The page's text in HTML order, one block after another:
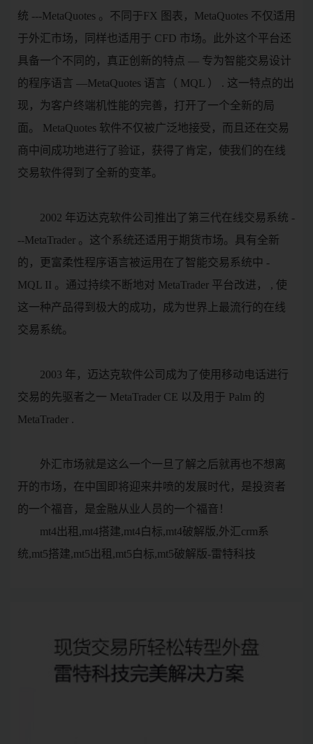
统 ---MetaQuotes 。不同于FX 图表，MetaQuotes 不仅适用
于外汇市场，同样也适用于 CFD 市场。此外这个平台还
具备一个不同的，真正创新的特点 — 专为智能交易设计
的程序语言 —MetaQuotes 语言（ MQL ） . 这一特点的出
现，为客户终端机性能的完善，打开了一个全新的局
面。 MetaQuotes 软件不仅被广泛地接受，而且还在交易
商中间成功地进行了验证，获得了肯定，使我们的在线
交易软件得到了全新的变革。
2002 年迈达克软件公司推出了第三代在线交易系统 -
--MetaTrader 。这个系统还适用于期货市场。具有全新
的，更富柔性程序语言被运用在了智能交易系统中 -
MQL II 。通过持续不断地对 MetaTrader 平台改进， , 使
这一种产品得到极大的成功，成为世界上最流行的在线
交易系统。
2003 年，迈达克软件公司成为了使用移动电话进行
交易的先驱者之一 MetaTrader CE 以及用于 Palm 的
MetaTrader .
外汇市场就是这么一个一旦了解之后就再也不想离
开的市场，在中国即将迎来井喷的发展时代，是投资者
的一个福音，是金融从业人员的一个福音！
mt4出租,mt4搭建,mt4白标,mt4破解版,外汇crm系
统,mt5搭建,mt5出租,mt5白标,mt5破解版-雷特科技